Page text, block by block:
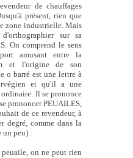
de chauffages
présent, rien que
zone industrielle. Mais
sur sa
On comprend le sens
amusant entre la
et l'origine de son
o barré est une lettre à
et qu'il a une
Il se prononce
prononcer PEUAILES,
de ce revendeur, à
degré, comme dans la
un peu) :
on ne peut rien